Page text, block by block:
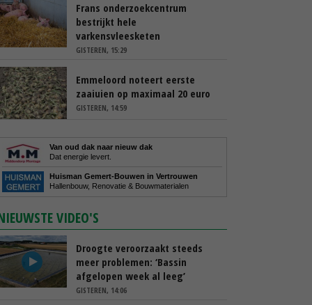
Frans onderzoekcentrum
bestrijkt hele
varkensvleesketen
GISTEREN, 15:29
Emmeloord noteert eerste
zaaiuien op maximaal 20 euro
GISTEREN, 14:59
Van oud dak naar nieuw dak
Dat energie levert.
Huisman Gemert-Bouwen in Vertrouwen
Hallenbouw, Renovatie & Bouwmaterialen
VIDEO'S
Droogte veroorzaakt steeds
meer problemen: ‘Bassin
afgelopen week al leeg’
GISTEREN, 14:06